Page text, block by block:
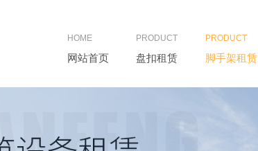
HOME
网站首页
PRODUCT
盘扣租赁
PRODUCT
脚手架租赁